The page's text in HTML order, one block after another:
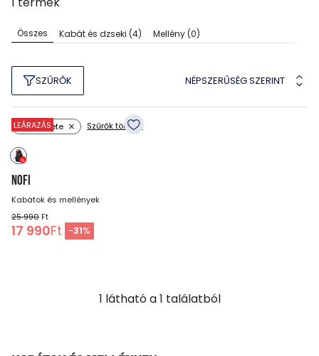
Összes Kabát és dzseki (4) Mellény(0)
SZŰRŐK NÉPSZERŰSÉG SZERINT
Szín: fekete Szűrők törlése
LEÁRAZÁS
NOFI
Kabátok és mellények
25 990 Ft
17 990Ft -31%
1 látható a1 találatból